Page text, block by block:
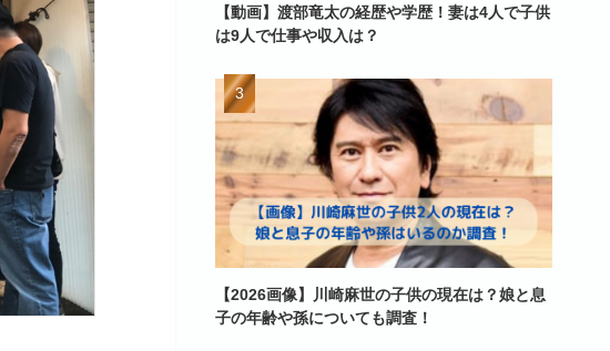
【動画】渡部竜太の経歴や学歴！妻は4人で子供
は9人で仕事や収入は？
【2026画像】川崎麻世の子供の現在は？娘と息
子の年齢や孫についても調査！